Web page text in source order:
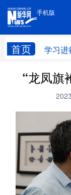
手机版
首页 学习进
手机版
学习进行时
科技
文化
访谈
“龙凤旗